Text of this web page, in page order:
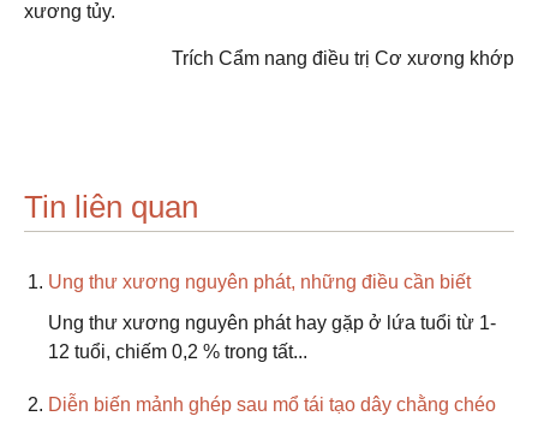
xương tủy.
Trích Cẩm nang điều trị Cơ xương khớp
Tin liên quan
Ung thư xương nguyên phát, những điều cần biết
Ung thư xương nguyên phát hay gặp ở lứa tuổi từ 1-
12 tuổi, chiếm 0,2 % trong tất...
Diễn biến mảnh ghép sau mổ tái tạo dây chằng chéo